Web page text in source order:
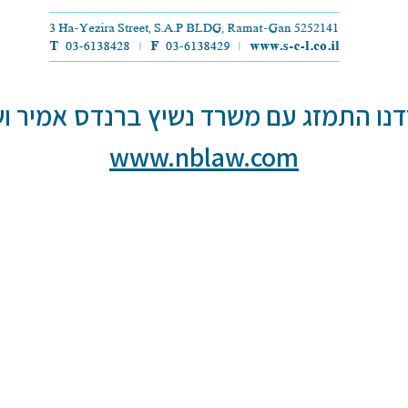
התמזג עם משרד נשיץ ברנדס אמיר
www.nblaw.com